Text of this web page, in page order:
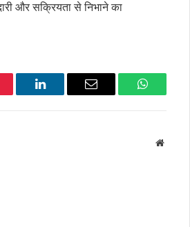
और सक्रियता से निभाने का
LinkedIn Email WhatsApp
Website